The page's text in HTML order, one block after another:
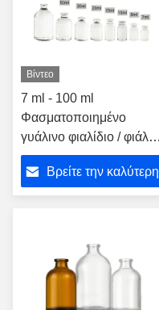
Βίντεο
7 ml - 100 ml
Φασματοποιημένο
γυάλινο φιαλίδιο / φιάλο
για έγχυση Εγκριθείσα
από την ΕΚ USP Τύπος
I II III
Βρείτε την καλύτερη